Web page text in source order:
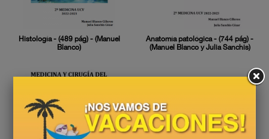
Histología - (489 pág) - (Manuel
Blanco)
Anatomía patológica - (744 pág) -
(Manuel Blanco y Julia Sanchis)